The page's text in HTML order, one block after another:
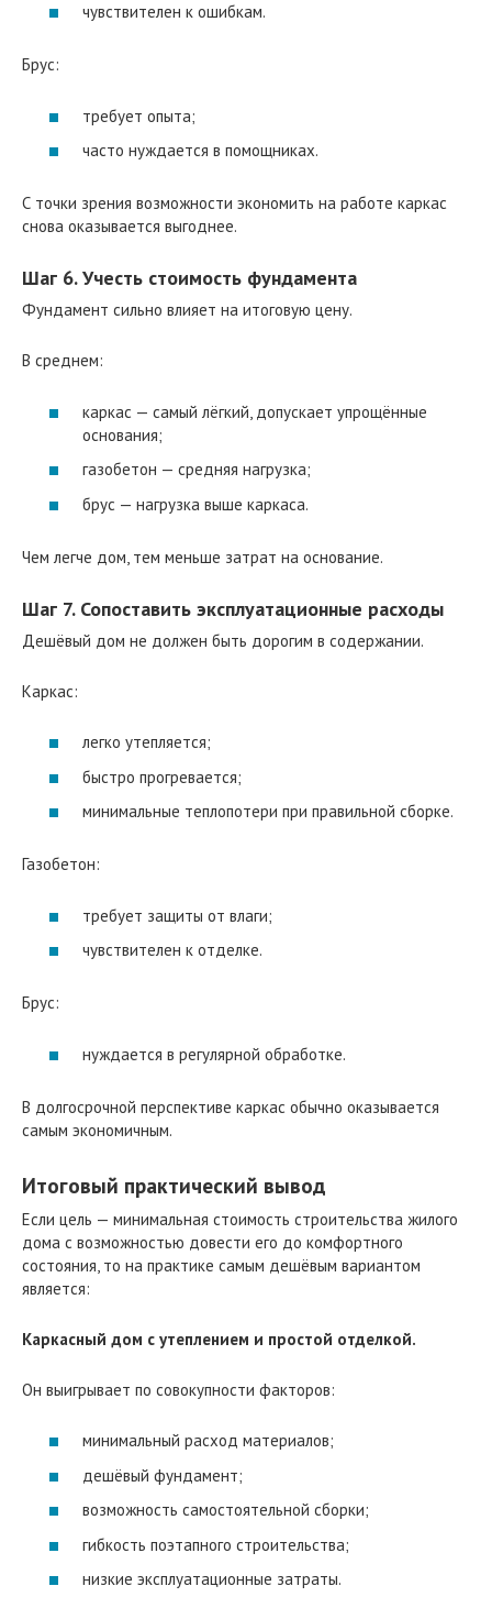
чувствителен к ошибкам.
Брус:
требует опыта;
часто нуждается в помощниках.
С точки зрения возможности экономить на работе каркас
снова оказывается выгоднее.
Шаг 6. Учесть стоимость фундамента
Фундамент сильно влияет на итоговую цену.
В среднем:
каркас — самый лёгкий, допускает упрощённые
основания;
газобетон — средняя нагрузка;
брус — нагрузка выше каркаса.
Чем легче дом, тем меньше затрат на основание.
Шаг 7. Сопоставить эксплуатационные расходы
Дешёвый дом не должен быть дорогим в содержании.
Каркас:
легко утепляется;
быстро прогревается;
минимальные теплопотери при правильной сборке.
Газобетон:
требует защиты от влаги;
чувствителен к отделке.
Брус:
нуждается в регулярной обработке.
В долгосрочной перспективе каркас обычно оказывается
самым экономичным.
Итоговый практический вывод
Если цель — минимальная стоимость строительства жилого
дома с возможностью довести его до комфортного
состояния, то на практике самым дешёвым вариантом
является:
Каркасный дом с утеплением и простой отделкой.
Он выигрывает по совокупности факторов:
минимальный расход материалов;
дешёвый фундамент;
возможность самостоятельной сборки;
гибкость поэтапного строительства;
низкие эксплуатационные затраты.